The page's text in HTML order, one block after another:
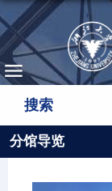
搜索
分馆导览